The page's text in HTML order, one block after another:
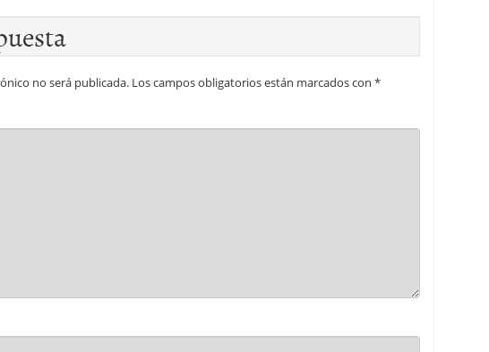
no será publicada. Los campos obligatorios están marcados con *